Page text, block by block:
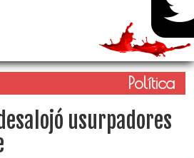
Política
usurpadores